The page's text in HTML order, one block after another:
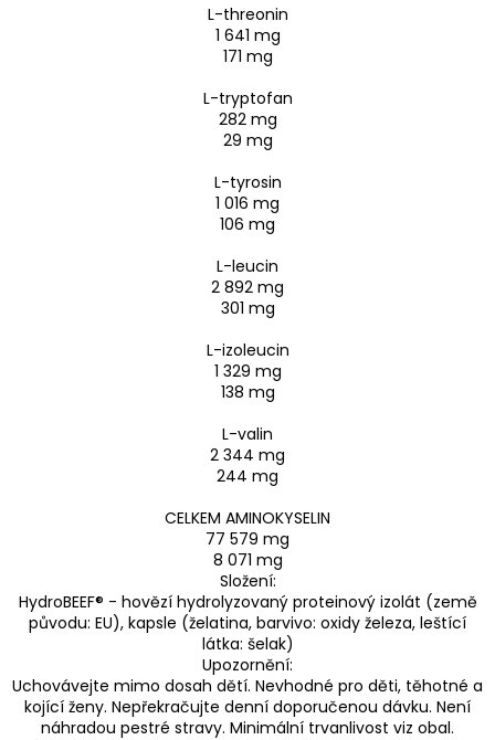
L-threonin
1 641 mg
171 mg
L-tryptofan
282 mg
29 mg
L-tyrosin
1 016 mg
106 mg
L-leucin
2 892 mg
301 mg
L-izoleucin
1 329 mg
138 mg
L-valin
2 344 mg
244 mg
CELKEM AMINOKYSELIN
77 579 mg
8 071 mg
Složení:
HydroBEEF® - hovězí hydrolyzovaný proteinový izolát (země
původu: EU), kapsle (želatina, barvivo: oxidy železa, leštící
látka: šelak)
Upozornění:
Uchovávejte mimo dosah dětí. Nevhodné pro děti, těhotné a
kojící ženy. Nepřekračujte denní doporučenou dávku. Není
náhradou pestré stravy. Minimální trvanlivost viz obal.